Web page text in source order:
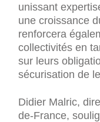
unissant
une croissance
renforcera
collectivités en
sur leurs
sécurisation de
Didier Malric,
de-France,